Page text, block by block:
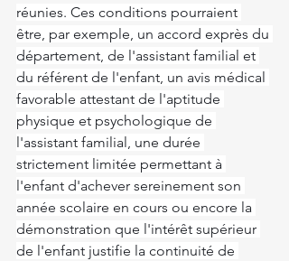
réunies. Ces conditions pourraient
être, par exemple, un accord exprès du
département, de l'assistant familial et
du référent de l'enfant, un avis médical
favorable attestant de l'aptitude
physique et psychologique de
l'assistant familial, une durée
strictement limitée permettant à
l'enfant d'achever sereinement son
année scolaire en cours ou encore la
démonstration que l'intérêt supérieur
de l'enfant justifie la continuité de